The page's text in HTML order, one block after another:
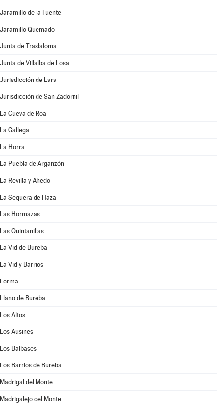
Jaramillo de la Fuente
Jaramillo Quemado
Junta de Traslaloma
Junta de Villalba de Losa
Jurisdicción de Lara
Jurisdicción de San Zadornil
La Cueva de Roa
La Gallega
La Horra
La Puebla de Arganzón
La Revilla y Ahedo
La Sequera de Haza
Las Hormazas
Las Quintanillas
La Vid de Bureba
La Vid y Barrios
Lerma
Llano de Bureba
Los Altos
Los Ausines
Los Balbases
Los Barrios de Bureba
Madrigal del Monte
Madrigalejo del Monte